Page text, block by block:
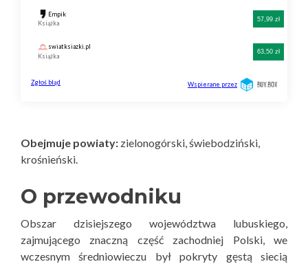
Obejmuje powiaty: zielonogórski, świebodziński,
krośnieński.
O przewodniku
Obszar dzisiejszego województwa lubuskiego,
zajmującego znaczną część zachodniej Polski, we
wczesnym średniowieczu był pokryty gęstą siecią